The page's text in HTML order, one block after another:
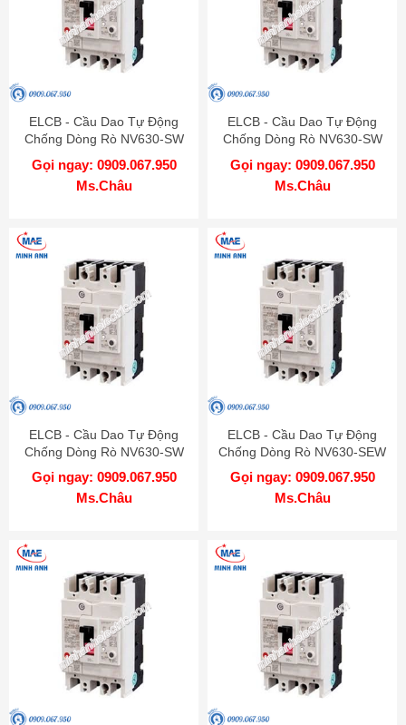
ELCB - Cầu Dao Tự Động
Chống Dòng Rò NV630-SW
3P 630A 50kA 1.2.500mA TD
MITSUBISHI
Gọi ngay: 0909.067.950
Ms.Châu
ELCB - Cầu Dao Tự Động
Chống Dòng Rò NV630-SW
3P 600A 50kA 1.2.500mA TD
MITSUBISHI
Gọi ngay: 0909.067.950
Ms.Châu
ELCB - Cầu Dao Tự Động
Chống Dòng Rò NV630-SW
3P 500A 50kA 1.2.500mA TD
MITSUBISHI
Gọi ngay: 0909.067.950
Ms.Châu
ELCB - Cầu Dao Tự Động
Chống Dòng Rò NV630-SEW
3P 630A 50kA 1.2.500mA TD
MITSUBISHI
Gọi ngay: 0909.067.950
Ms.Châu